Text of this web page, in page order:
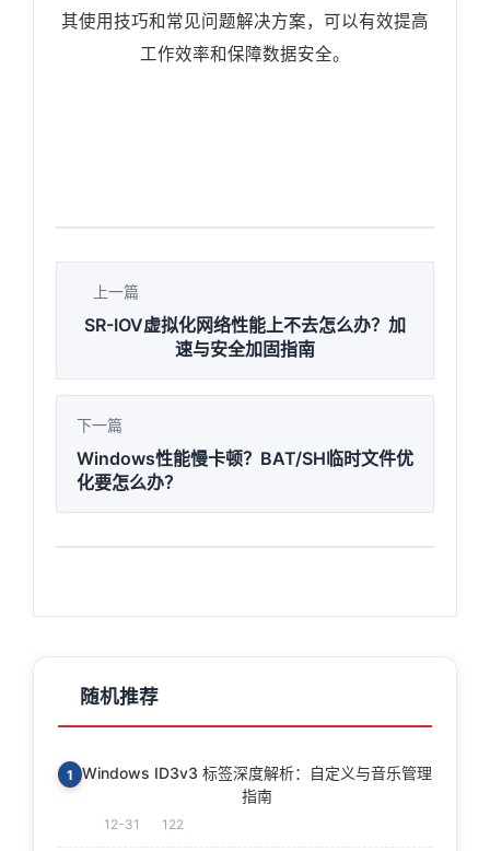
其使用技巧和常见问题解决方案，可以有效提高
工作效率和保障数据安全。
上一篇
SR-IOV虚拟化网络性能上不去怎么办？加
速与安全加固指南
下一篇
Windows性能慢卡顿？BAT/SH临时文件优
化要怎么办？
随机推荐
1 Windows ID3v3 标签深度解析：自定义与音乐管理
指南
12-31 122